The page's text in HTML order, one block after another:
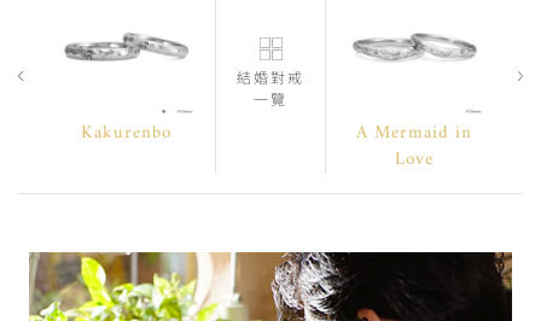
Kakurenbo
結婚對戒
一覽
A Mermaid in
Love